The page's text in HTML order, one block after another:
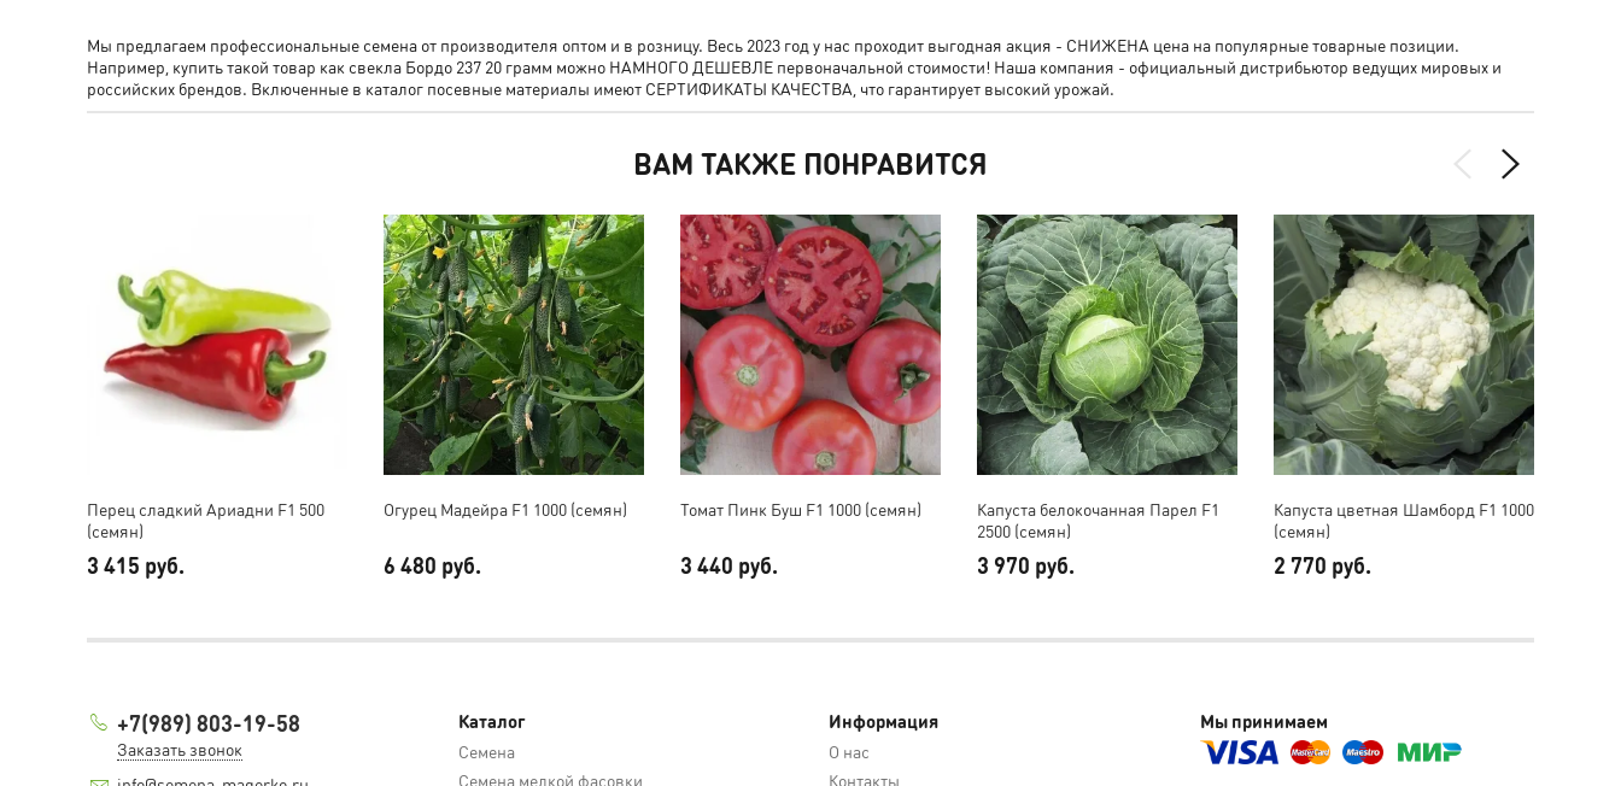
Мы предлагаем профессиональные семена от производителя оптом и в розницу. Весь 2023 год у нас проходит выгодная акция - СНИЖЕНА цена на популярные товарные позиции.
Например, купить такой товар как свекла Бордо 237 20 грамм можно НАМНОГО ДЕШЕВЛЕ первоначальной стоимости! Наша компания - официальный дистрибьютор ведущих мировых и
российских брендов. Включенные в каталог посевные материалы имеют СЕРТИФИКАТЫ КАЧЕСТВА, что гарантирует высокий урожай.
ВАМ ТАКЖЕ ПОНРАВИТСЯ
Перец сладкий Ариадни F1 500
(семян)
3 415 руб.
Огурец Мадейра F1 1000 (семян)
6 480 руб.
Томат Пинк Буш F1 1000 (семян)
3 440 руб.
Капуста белокочанная Парел F1
2500 (семян)
3 970 руб.
Капуста цветная Шамборд F1 1000
(семян)
2 770 руб.
Каталог
Семена
Семена мелкой фасовки
Информация
О нас
Контакты
Мы принимаем
+7(989) 803-19-58
Заказать звонок